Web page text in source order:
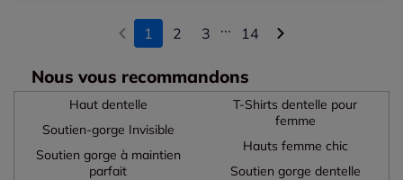
1 2 3 ... 14
Nous vous recommandons
Haut dentelle
Soutien-gorge Invisible
Soutien gorge à maintien
parfait
T-Shirts dentelle pour
femme
Hauts femme chic
Soutien gorge dentelle